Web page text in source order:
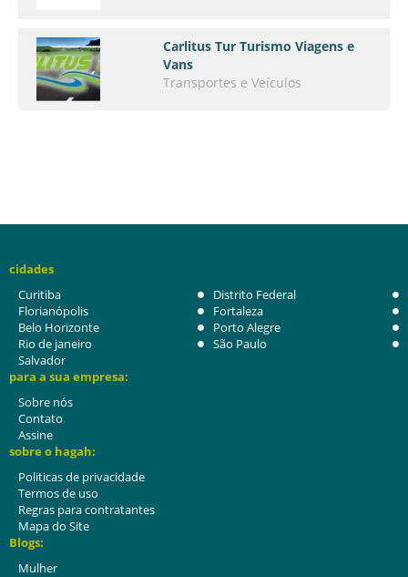
Carlitus Tur Turismo Viagens e
Vans
Transportes e Veículos
cidades
Curitiba
Distrito Federal
Florianópolis
Fortaleza
Belo Horizonte
Porto Alegre
Rio de janeiro
São Paulo
Salvador
para a sua empresa:
Sobre nós
Contato
Assine
sobre o hagah:
Politicas de privacidade
Termos de uso
Regras para contratantes
Mapa do Site
Blogs:
Mulher